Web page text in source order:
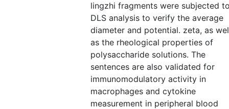
lingzhi fragments were subjected
DLS analysis to verify the average
diameter and potential. zeta, as
as the rheological properties of
polysaccharide solutions. The
sentences are also validated for
immunomodulatory activity in
macrophages and cytokine
measurement in peripheral blood